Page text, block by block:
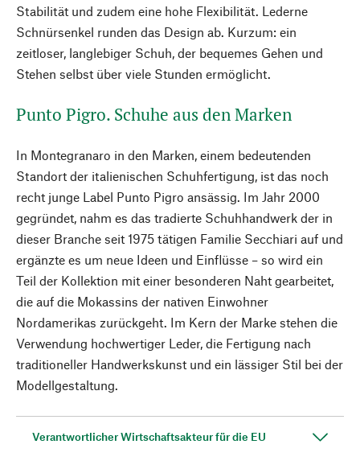
Stabilität und zudem eine hohe Flexibilität. Lederne
Schnürsenkel runden das Design ab. Kurzum: ein
zeitloser, langlebiger Schuh, der bequemes Gehen und
Stehen selbst über viele Stunden ermöglicht.
Punto Pigro. Schuhe aus den Marken
In Montegranaro in den Marken, einem bedeutenden
Standort der italienischen Schuhfertigung, ist das noch
recht junge Label Punto Pigro ansässig. Im Jahr 2000
gegründet, nahm es das tradierte Schuhhandwerk der in
dieser Branche seit 1975 tätigen Familie Secchiari auf und
ergänzte es um neue Ideen und Einflüsse – so wird ein
Teil der Kollektion mit einer besonderen Naht gearbeitet,
die auf die Mokassins der nativen Einwohner
Nordamerikas zurückgeht. Im Kern der Marke stehen die
Verwendung hochwertiger Leder, die Fertigung nach
traditioneller Handwerkskunst und ein lässiger Stil bei der
Modellgestaltung.
Verantwortlicher Wirtschaftsakteur für die EU